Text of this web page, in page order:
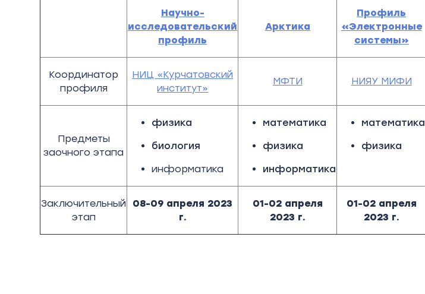
Научно-
исследовательский
профиль
Арктика
Профиль
«Электронные
системы»
Координатор
профиля
НИЦ «Курчатовский
институт»
МФТИ НИЯУ МИФИ
Предметы
заочного этапа
физика
биология
информатика
математика
физика
информатика
математика
физика
Заключительный
этап
08-09 апреля 2023
г.
01-02 апреля
2023 г.
01-02 апреля
2023 г.